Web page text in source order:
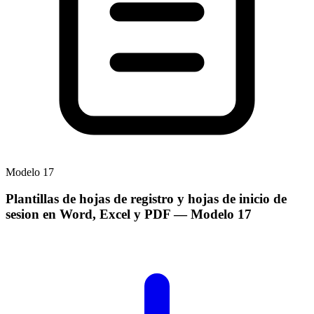
Modelo 17
Plantillas de hojas de registro y hojas de inicio de
sesion en Word, Excel y PDF— Modelo 17